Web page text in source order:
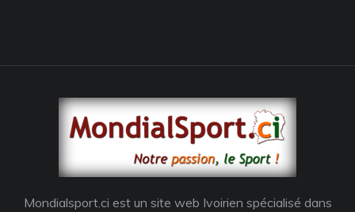
Mondialsport.ci est un site web Ivoirien spécialisé dans